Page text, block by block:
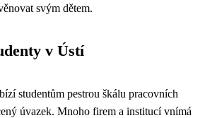
svým dětem.
v Ústí
studentům pestrou škálu pracovních
úvazek. Mnoho firem a institucí vnímá